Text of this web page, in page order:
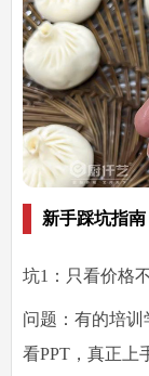
新手踩坑指
坑1：只看价格
问题：有的培训
看PPT，真正上